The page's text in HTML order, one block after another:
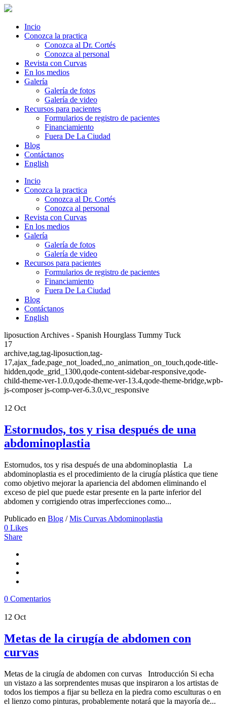
Incio
Conozca la practica
Conozca al Dr. Cortés
Conozca al personal
Revista con Curvas
En los medios
Galería
Galería de fotos
Galería de video
Recursos para pacientes
Formularios de registro de pacientes
Financiamiento
Fuera De La Ciudad
Blog
Contáctanos
English
Incio
Conozca la practica
Conozca al Dr. Cortés
Conozca al personal
Revista con Curvas
En los medios
Galería
Galería de fotos
Galería de video
Recursos para pacientes
Formularios de registro de pacientes
Financiamiento
Fuera De La Ciudad
Blog
Contáctanos
English
liposuction Archives - Spanish Hourglass Tummy Tuck
17
archive,tag,tag-liposuction,tag-
17,ajax_fade,page_not_loaded,,no_animation_on_touch,qode-title-
hidden,qode_grid_1300,qode-content-sidebar-responsive,qode-
child-theme-ver-1.0.0,qode-theme-ver-13.4,qode-theme-bridge,wpb-
js-composer js-comp-ver-6.3.0,vc_responsive
12 Oct
Estornudos, tos y risa después de una
abdominoplastia
Estornudos, tos y risa después de una abdominoplastia La
abdominoplastia es el procedimiento de la cirugía plástica que tiene
como objetivo mejorar la apariencia del abdomen eliminando el
exceso de piel que puede estar presente en la parte inferior del
abdomen y corrigiendo otras imperfecciones como...
Publicado en Blog /Mis Curvas Abdominoplastia
0 Likes
Share
0 Comentarios
12 Oct
Metas de la cirugía de abdomen con
curvas
Metas de la cirugía de abdomen con curvas Introducción Si echa
un vistazo a las sorprendentes musas que inspiraron a los artistas de
todos los tiempos a fijar su belleza en la piedra como esculturas o en
el lienzo como pinturas, probablemente notará que la mayoría de...